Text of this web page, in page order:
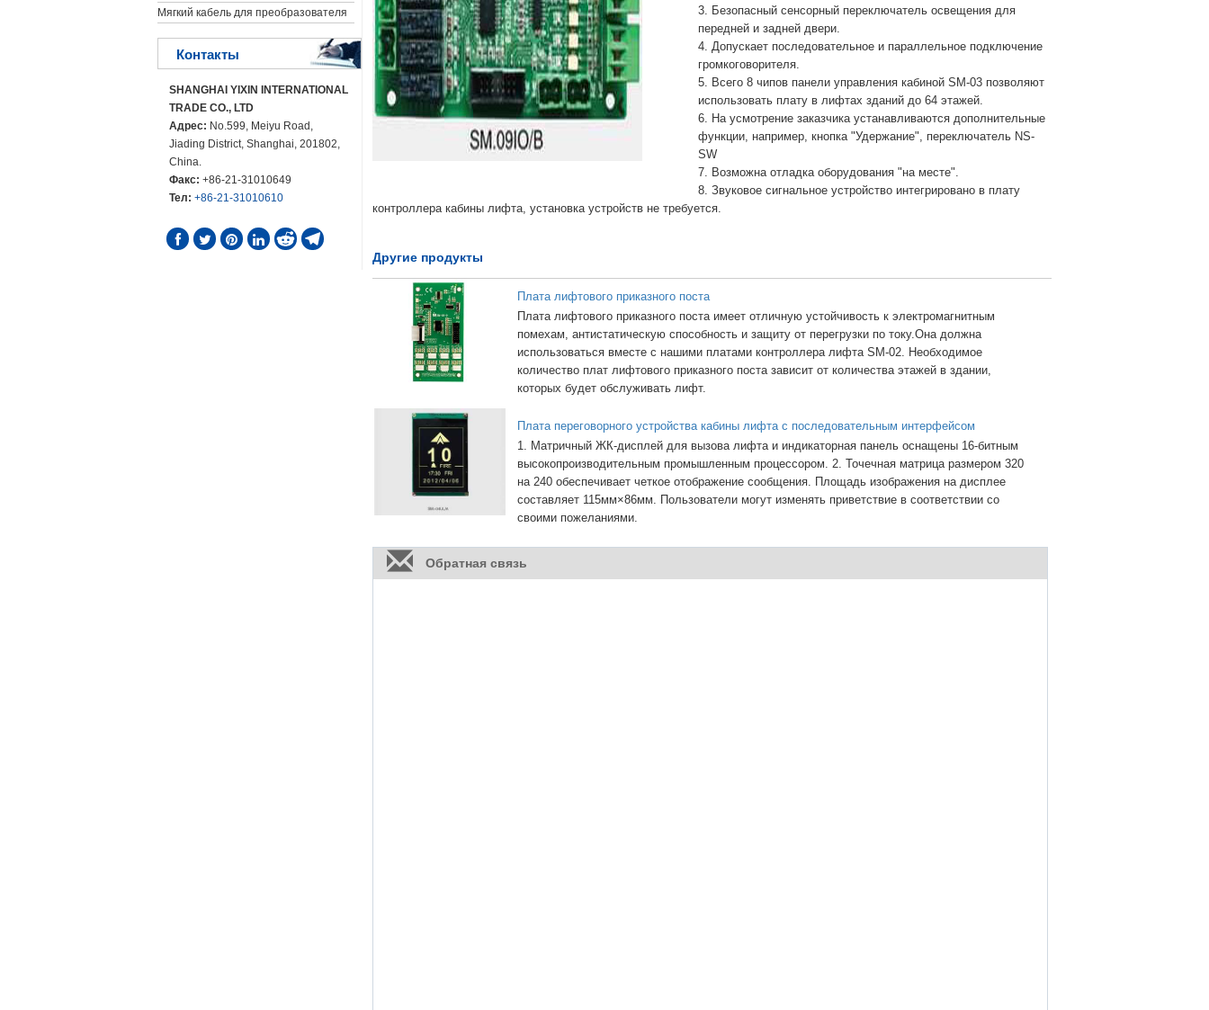
3. Безопасный сенсорный переключатель освещения для
передней и задней двери.
4. Допускает последовательное и параллельное подключение
громкоговорителя.
5. Всего 8 чипов панели управления кабиной SM-03 позволяют
использовать плату в лифтах зданий до 64 этажей.
6. На усмотрение заказчика устанавливаются дополнительные
функции, например, кнопка "Удержание", переключатель NS-
SW
7. Возможна отладка оборудования "на месте".
8. Звуковое сигнальное устройство интегрировано в плату
контроллера кабины лифта, установка устройств не требуется.
Другие продукты
Плата лифтового приказного поста
Плата лифтового приказного поста имеет отличную устойчивость к электромагнитным
помехам, антистатическую способность и защиту от перегрузки по току.Она должна
использоваться вместе с нашими платами контроллера лифта SM-02. Необходимое
количество плат лифтового приказного поста зависит от количества этажей в здании,
которых будет обслуживать лифт.
Плата переговорного устройства кабины лифта с последовательным интерфейсом
1. Матричный ЖК-дисплей для вызова лифта и индикаторная панель оснащены 16-битным
высокопроизводительным промышленным процессором. 2. Точечная матрица размером 320
на 240 обеспечивает четкое отображение сообщения. Площадь изображения на дисплее
составляет 115мм×86мм. Пользователи могут изменять приветствие в соответствии со
своими пожеланиями.
Обратная связь
Мягкий кабель для преобразователя
Контакты
SHANGHAI YIXIN INTERNATIONAL
TRADE CO., LTD
Адрес: No.599, Meiyu Road,
Jiading District, Shanghai, 201802,
China.
Факс: +86-21-31010649
Тел: +86-21-31010610